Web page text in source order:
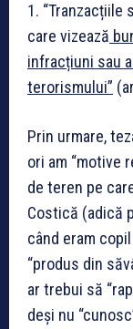
1. “Tranzacțiile
care vizează
infracțiuni sau
terorismului”
Prin urmare,
ori am “motive
de teren pe
Costică (adică
când eram
“produs din
ar trebui să
deși nu